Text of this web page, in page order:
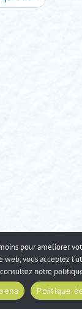
pour améliorer
web, vous acceptez
notre
Politique